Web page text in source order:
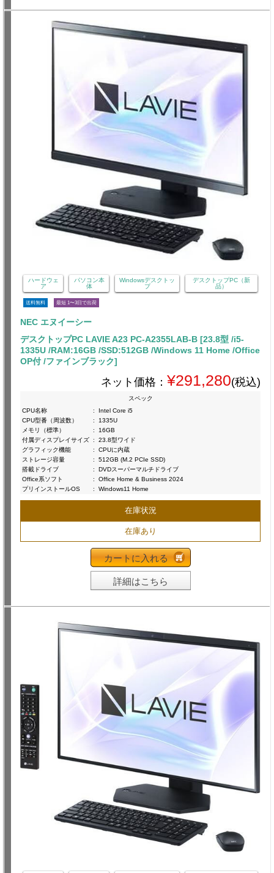
ハードウェ
ア
パソコン本
体
Windowsデスクトッ
プ
デスクトップPC（新
品）
送料無料 最短 1〜3日で出荷
NEC エヌイーシー
デスクトップPC LAVIE A23 PC-A2355LAB-B [23.8型 /i5-
1335U /RAM:16GB /SSD:512GB /Windows 11 Home /Office
OP付 /ファインブラック]
ネット価格： ¥291,280(税込)
スペック
CPU名称
:
Intel Core i5
CPU型番（周波数）
:
1335U
メモリ（標準）
:
16GB
付属ディスプレイサイズ :
23.8型ワイド
グラフィック機能
:
CPUに内蔵
ストレージ容量
:
512GB (M.2 PCIe SSD)
搭載ドライブ
:
DVDスーパーマルチドライブ
Office系ソフト
:
Office Home & Business 2024
プリインストールOS
: Windows11 Home
在庫状況
在庫あり
カートに入れる
詳細はこちら